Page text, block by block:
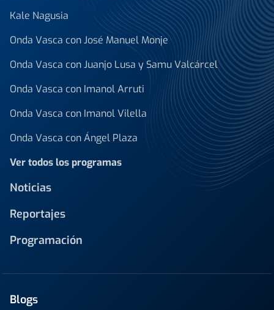
Kale Nagusia
Onda Vasca con José Manuel Monje
Onda Vasca con Juanjo Lusa y Samu Valcárcel
Onda Vasca con Imanol Arruti
Onda Vasca con Imanol Vilella
Onda Vasca con Ángel Plaza
Ver todos los programas
Noticias
Reportajes
Programación
Blogs